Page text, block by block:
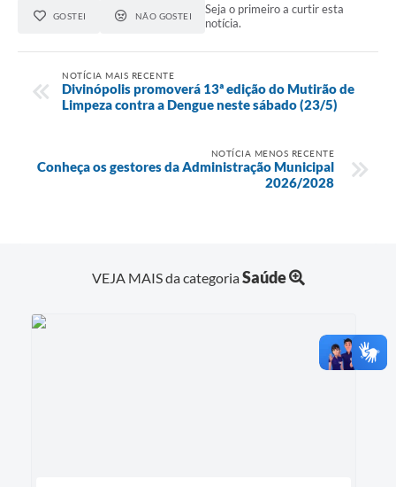
GOSTEI NÃO GOSTEI
Seja o primeiro a curtir esta
notícia.
NOTÍCIA MAIS RECENTE
Divinópolis promoverá 13ª edição do Mutirão de
Limpeza contra a Dengue neste sábado (23/5)
NOTÍCIA MENOS RECENTE
Conheça os gestores da Administração Municipal
2026/2028
VEJA MAIS da categoriaSaúde